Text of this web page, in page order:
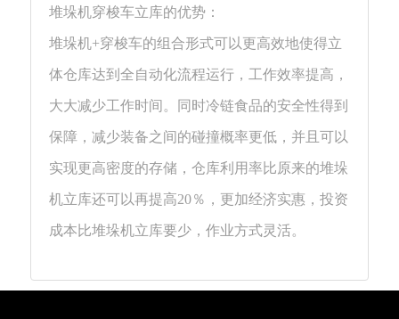
堆垛机穿梭车立库的优势：
堆垛机+穿梭车的组合形式可以更高效地使得立
体仓库达到全自动化流程运行，工作效率提高，
大大减少工作时间。同时冷链食品的安全性得到
保障，减少装备之间的碰撞概率更低，并且可以
实现更高密度的存储，仓库利用率比原来的堆垛
机立库还可以再提高20％，更加经济实惠，投资
成本比堆垛机立库要少，作业方式灵活。